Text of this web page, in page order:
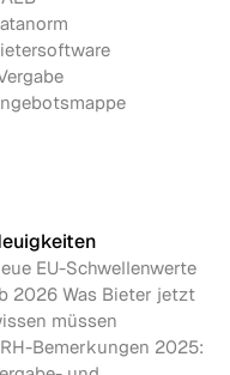
EU-Schwellenwerte
2026 Was Bieter jetzt
müssen
Bemerkungen 2025: